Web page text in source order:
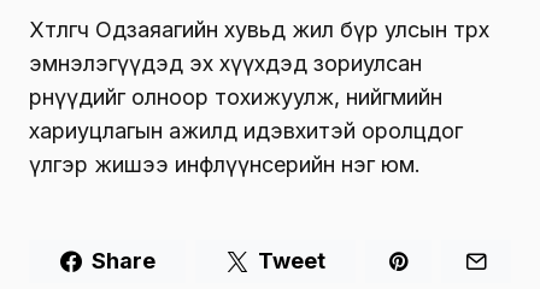
Хөтлөгч Одзаяагийн хувьд жил бүр улсын төрөх
эмнэлэгүүдэд эх хүүхдэд зориулсан
өрөөнүүдийг олноор тохижуулж, нийгмийн
хариуцлагын ажилд идэвхитэй оролцдог
үлгэр жишээ инфлүүнсерийн нэг юм.
Share Tweet